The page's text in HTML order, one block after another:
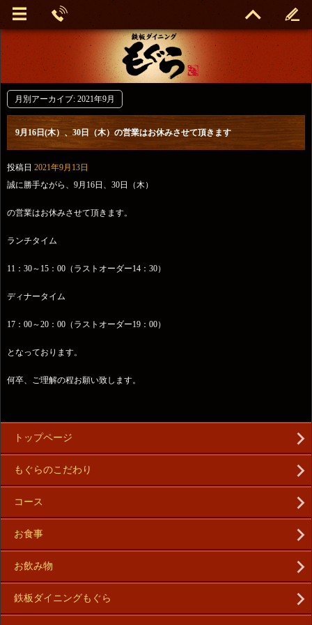
月別アーカイブ: 2021年9月
9月16日(木）、30日（木）の営業はお休みさせて頂きます
投稿日 2021年9月13日
誠に勝手ながら、9月16日、30日（木）
の営業はお休みさせて頂きます。
ランチタイム
11：30～15：00（ラストオーダー14：30）
ディナータイム
17：00～20：00（ラストオーダー19：00）
となっております。
何卒、ご理解の程お願い致します。
トップページ
もぐらのこだわり
コース
お食事
お飲み物
鉄板ダイニングもぐら